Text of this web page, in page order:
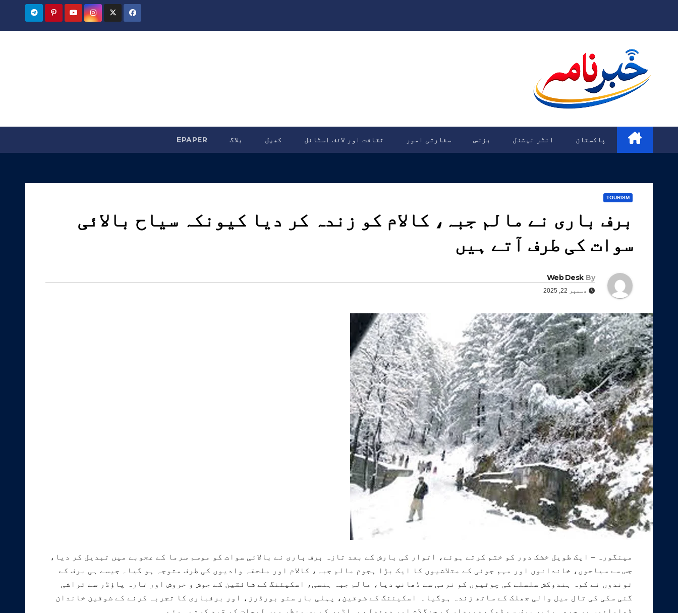
پاکستان انٹر نیشنل بزنس سفارتی امور ثقافت اور لائف اسٹائل کھیل بلاگ EPAPER
TOURISM
برف باری نے مالم جبہ، کالام کو زندہ کر دیا کیونکہ سیاح بالائی
سوات کی طرف آتے ہیں
By
Web Desk
دسمبر 22, 2025
مینگورہ – ایک طویل خشک دور کو ختم کرتے ہوئے، اتوار کی بارش کے بعد تازہ برف باری نے بالائی سوات کو موسم سرما کے عجوبے میں تبدیل کر دیا،
جس سے سیاحوں، خاندانوں اور مہم جوئی کے متلاشیوں کا ایک بڑا ہجوم مالم جبہ، کالام اور ملحقہ وادیوں کی طرف متوجہ ہو گیا۔ جیسے ہی برف کے
توندوں نے کوہ ہندوکش سلسلے کی چوٹیوں کو نرمی سے ڈھانپ دیا، مالم جبہ ہنسی، اسکیئنگ کے شائقین کے جوش و خروش اور تازہ پاؤڈر سے تراشی
گئی سکی کی تال میل والی جھلک کے ساتھ زندہ ہوگیا۔ اسکیئنگ کے شوقین، پہلی بار سنو بورڈرز، اور برفباری کا تجربہ کرنے کے شوقین خاندان
ڈھلوانوں پر جمع ہوئے، برف سے ڈھکے دیودار کے جنگلات اور دھندلے پہاڑوں کے پس منظر میں لمحات کو قید کرتے ہوئے۔